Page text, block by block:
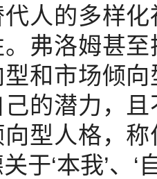
人的多样
弗洛姆甚
和市场倾
的潜力，
向型人格，
于‘本我’、‘